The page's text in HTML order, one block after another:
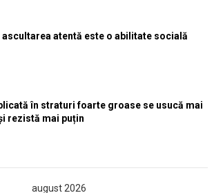
ascultarea atentă este o abilitate socială
în straturi foarte groase se usucă mai
rezistă mai puțin
august 2026